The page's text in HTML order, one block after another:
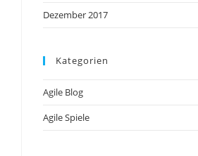
Dezember 2017
Kategorien
Agile Blog
Agile Spiele